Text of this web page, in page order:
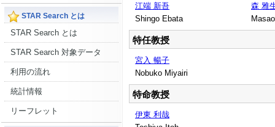
STAR Search とは
STAR Search とは
STAR Search 対象データ
利用の流れ
統計情報
リーフレット
江端 新吾
Shingo Ebata
森 雅
特任教授
宮入 暢子
Nobuko Miyairi
特命教授
伊東 利哉